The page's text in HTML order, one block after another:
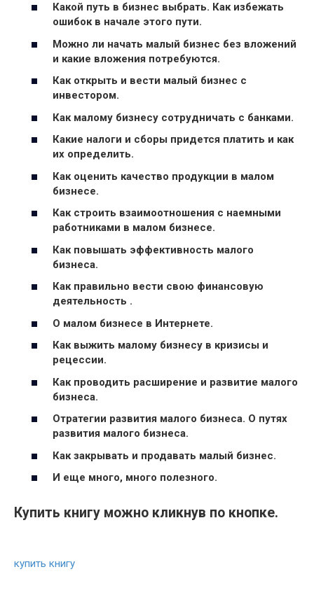
Какой путь в бизнес выбрать. Как избежать
ошибок в начале этого пути.
Можно ли начать малый бизнес без вложений
и какие вложения потребуются.
Как открыть и вести малый бизнес с
инвестором.
Как малому бизнесу сотрудничать с банками.
Какие налоги и сборы придется платить и как
их определить.
Как оценить качество продукции в малом
бизнесе.
Как строить взаимоотношения с наемными
работниками в малом бизнесе.
Как повышать эффективность малого
бизнеса.
Как правильно вести свою финансовую
деятельность .
О малом бизнесе в Интернете.
Как выжить малому бизнесу в кризисы и
рецессии.
Как проводить расширение и развитие малого
бизнеса.
Отратегии развития малого бизнеса. О путях
развития малого бизнеса.
Как закрывать и продавать малый бизнес.
И еще много, много полезного.
Купить книгу можно кликнув по кнопке.
купить книгу